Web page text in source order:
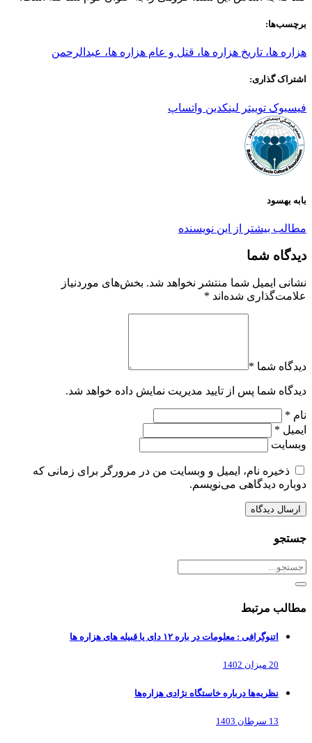
برچسب‌ها:
هزاره ها، تاریخ هزاره ها، قتل و عام هزاره ها، عبدالرحمن
اشتراک گذاری:
فیسبوک توییتر لینکدین واتساپ
بابه بهسود
مطالب بیشتر از این نویسنده
دیدگاه شما
نشانی ایمیل شما منتشر نخواهد شد. بخش‌های موردنیاز
علامت‌گذاری شده‌اند *
دیدگاه شما *
دیدگاه شما پس از تایید مدیریت نمایش داده خواهد شد.
نام *
ایمیل *
وبسایت
ذخیره نام، ایمیل و وبسایت من در مرورگر برای زمانی که
دوباره دیدگاهی می‌نویسم.
جستجو
مطالب مرتبط
اتنوگرافی : معلومات در باره ١٢ دای یا قبیله های هزاره ها
20 میزان 1402
نظریه‌ها درباره خاستگاه نژادی هزاره‌ها
13 سرطان 1403